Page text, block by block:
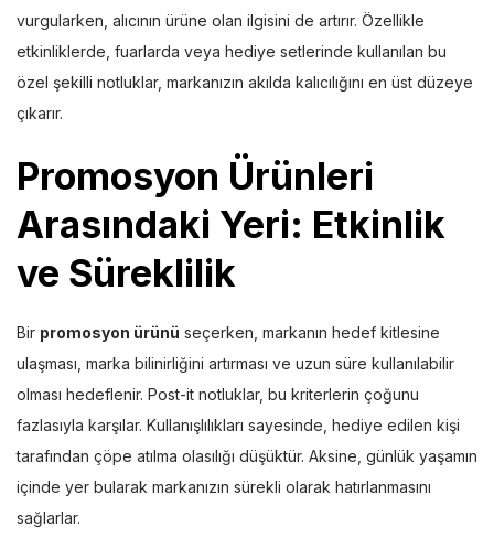
vurgularken, alıcının ürüne olan ilgisini de artırır. Özellikle
etkinliklerde, fuarlarda veya hediye setlerinde kullanılan bu
özel şekilli notluklar, markanızın akılda kalıcılığını en üst düzeye
çıkarır.
Promosyon Ürünleri
Arasındaki Yeri: Etkinlik
ve Süreklilik
Bir promosyon ürünü seçerken, markanın hedef kitlesine
ulaşması, marka bilinirliğini artırması ve uzun süre kullanılabilir
olması hedeflenir. Post-it notluklar, bu kriterlerin çoğunu
fazlasıyla karşılar. Kullanışlılıkları sayesinde, hediye edilen kişi
tarafından çöpe atılma olasılığı düşüktür. Aksine, günlük yaşamın
içinde yer bularak markanızın sürekli olarak hatırlanmasını
sağlarlar.